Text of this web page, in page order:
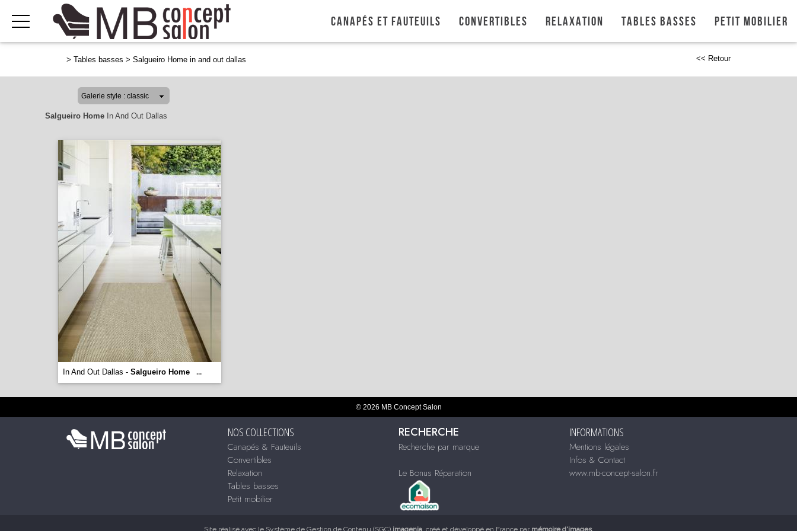
Canapés et fauteuils Convertibles Relaxation Tables basses Petit mobilier
> Tables basses > Salgueiro Home in and out dallas << Retour
Salgueiro Home In And Out Dallas
In And Out Dallas - Salgueiro Home ...
© 2026 MB Concept Salon
NOS COLLECTIONS
Canapés & Fauteuils
Convertibles
Relaxation
Tables basses
Petit mobilier
RECHERCHE
Recherche par marque
Le Bonus Réparation
INFORMATIONS
Mentions légales
Infos & Contact
www.mb-concept-salon.fr